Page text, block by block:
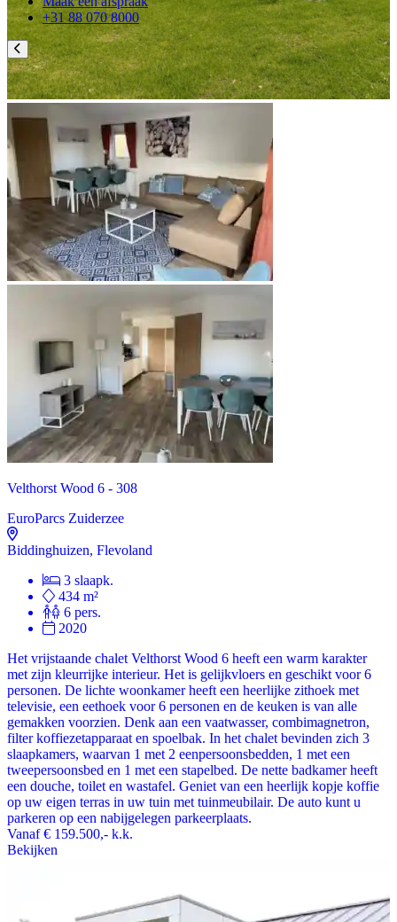
+31 88 070 8000
Velthorst Wood 6 - 308
EuroParcs Zuiderzee
Biddinghuizen, Flevoland
3 slaapk.
434 m²
6 pers.
2020
Het vrijstaande chalet Velthorst Wood 6 heeft een warm karakter
met zijn kleurrijke interieur. Het is gelijkvloers en geschikt voor 6
personen. De lichte woonkamer heeft een heerlijke zithoek met
televisie, een eethoek voor 6 personen en de keuken is van alle
gemakken voorzien. Denk aan een vaatwasser, combimagnetron,
filter koffiezetapparaat en spoelbak. In het chalet bevinden zich 3
slaapkamers, waarvan 1 met 2 eenpersoonsbedden, 1 met een
tweepersoonsbed en 1 met een stapelbed. De nette badkamer heeft
een douche, toilet en wastafel. Geniet van een heerlijk kopje koffie
op uw eigen terras in uw tuin met tuinmeubilair. De auto kunt u
parkeren op een nabijgelegen parkeerplaats.
Vanaf € 159.500,- k.k.
Bekijken